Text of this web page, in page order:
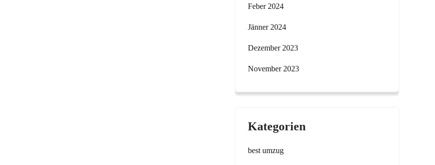
Feber 2024
Jänner 2024
Dezember 2023
November 2023
Kategorien
best umzug